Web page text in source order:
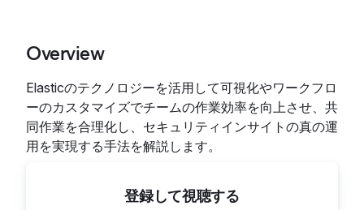
Overview
Elasticのテクノロジーを活用して可視化やワークフロ
ーのカスタマイズでチームの作業効率を向上させ、共
同作業を合理化し、セキュリティインサイトの真の運
用を実現する手法を解説します。
登録して視聴する